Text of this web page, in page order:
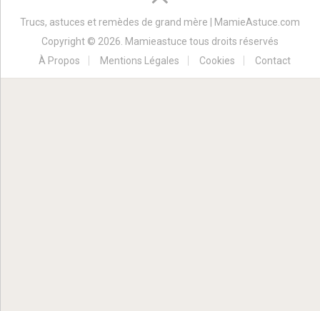
Trucs, astuces et remèdes de grand mère | MamieAstuce.com
Copyright © 2026. Mamieastuce tous droits réservés
À Propos
Mentions Légales Cookies Contact